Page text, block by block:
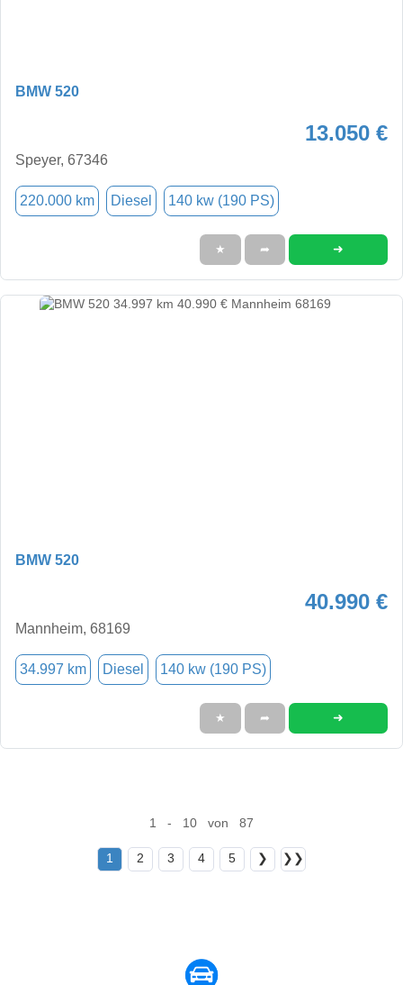
BMW 520
13.050 €
Speyer, 67346
220.000 km Diesel 140 kw (190 PS)
★ ➦ ➜
BMW 520
40.990 €
Mannheim, 68169
34.997 km Diesel 140 kw (190 PS)
★ ➦ ➜
1 - 10 von 87
1 2 3 4 5 ❯ ❯❯